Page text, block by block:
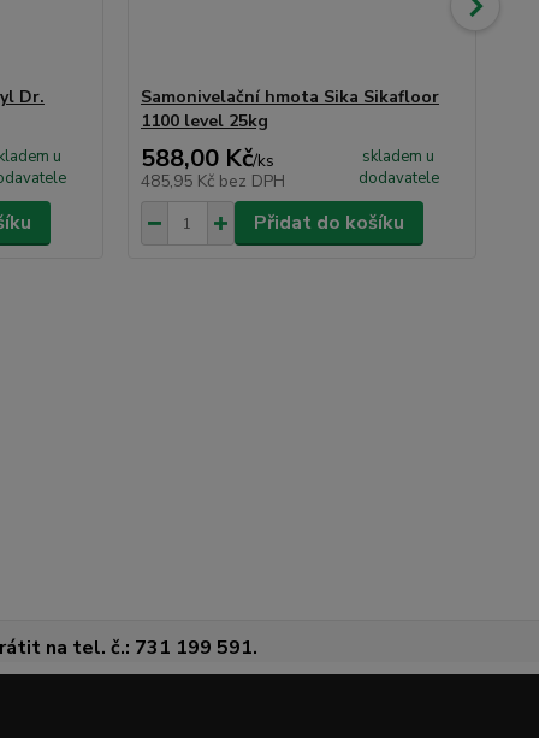
Dr.
u
Samonivelační hmota Sika Sikafloor
1100 level 25kg
588,00 Kč/ks
485,95 Kč bez DPH
skladem u
dodavatele
Přidat do košíku
na tel. č.: 731 199 591.